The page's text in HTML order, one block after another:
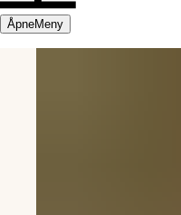
ÅpneMeny